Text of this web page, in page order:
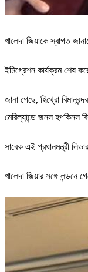
খালেদা জিয়াকে স্বাগত
ইমিগ্রেশন কার্যক্রম শেষ
জানা গেছে, হিথ্রো
মেরিল্যান্ডে জনস হপকিনস
সাবেক এই প্রধানমন্ত্রী
খালেদা জিয়ার সঙ্গে